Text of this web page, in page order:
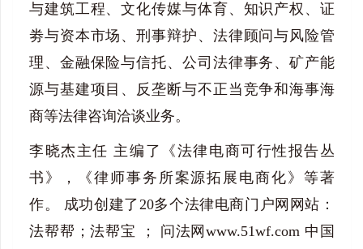
与建筑工程、文化传媒与体育、知识产权、证
劵与资本市场、刑事辩护、法律顾问与风险管
理、金融保险与信托、公司法律事务、矿产能
源与基建项目、反垄断与不正当竞争和海事海
商等法律咨询洽谈业务。
李晓杰主任 主编了《法律电商可行性报告丛
书》，《律师事务所案源拓展电商化》等著
作。 成功创建了20多个法律电商门户网网站：
法帮帮；法帮宝 ； 问法网www.51wf.com 中国